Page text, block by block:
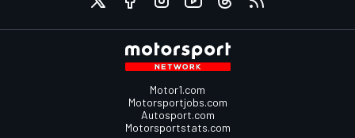
Motor1.com
Motorsportjobs.com
Autosport.com
Motorsportstats.com